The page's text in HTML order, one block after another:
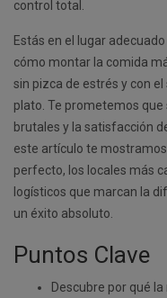
control total.
Estás en el lugar
cómo montar la comida
sin pizca de estrés y con
plato. Te prometemos
brutales y la satisfacción
este artículo te
perfecto, los locales más
logísticos que marcan la
un éxito absoluto.
Puntos Clave
Descubre por qué